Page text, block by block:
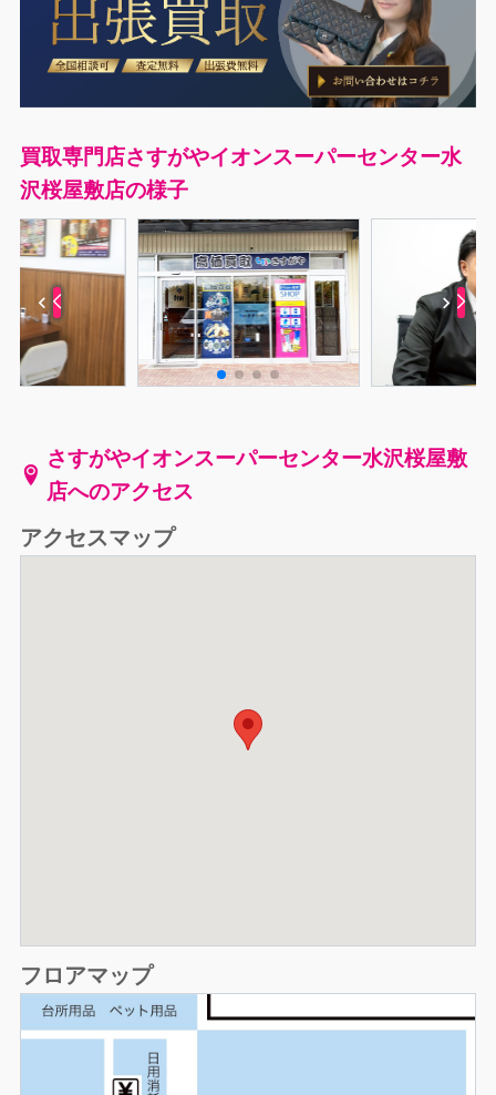
買取専門店さすがやイオンスーパーセンター水
沢桜屋敷店の様子
さすがやイオンスーパーセンター水沢桜屋敷
店へのアクセス
アクセスマップ
フロアマップ